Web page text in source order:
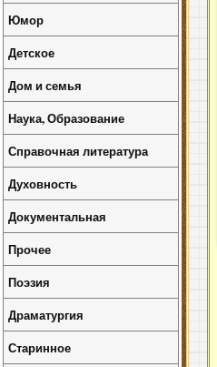
Юмор
Детское
Дом и семья
Наука, Образование
Справочная литература
Духовность
Документальная
Прочее
Поэзия
Драматургия
Старинное